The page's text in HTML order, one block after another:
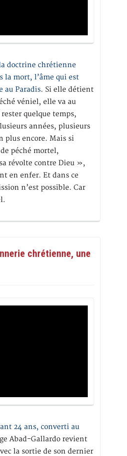
doctrine chrétienne
la mort, l’âme qui est
au Paradis. Si elle détient
véniel, elle va au
quelque temps,
années, plusieurs
plus encore. Mais si
péché mortel,
révolte contre Dieu »,
en enfer. Et dans ce
n’est possible. Car
chrétienne, une
24 ans, converti au
Abad-Gallardo revient
la sortie de son dernier